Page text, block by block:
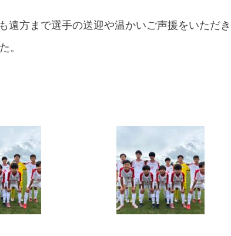
遠方まで選手の送迎や温かいご声援をいただき
。